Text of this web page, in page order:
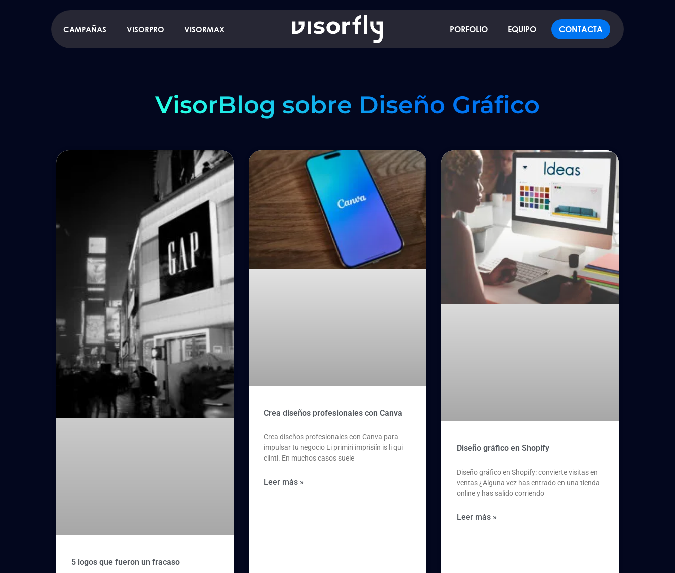
CAMPAÑAS VISORPRO VISORMAX PORFOLIO EQUIPO CONTACTA
VisorBlog sobre Diseño Gráfico
5 logos que fueron un fracaso
Crea diseños profesionales con Canva
Crea diseños profesionales con Canva para
impulsar tu negocio Li primiri imprisiín is li qui
ciinti. En muchos casos suele
Leer más »
Diseño gráfico en Shopify
Diseño gráfico en Shopify: convierte visitas en
ventas ¿Alguna vez has entrado en una tienda
online y has salido corriendo
Leer más »